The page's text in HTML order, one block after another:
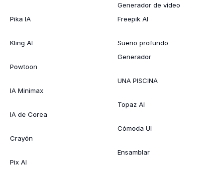
Pika IA
Kling AI
Powtoon
IA Minimax
IA de Corea
Crayón
Pix AI
Generador de vídeo
Freepik AI
Sueño profundo
Generador
UNA PISCINA
Topaz AI
Cómoda UI
Ensamblar